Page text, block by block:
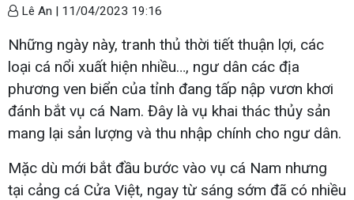
Lê An | 11/04/2023 19:16
Những ngày này, tranh thủ thời tiết thuận lợi, các
loại cá nổi xuất hiện nhiều…, ngư dân các địa
phương ven biển của tỉnh đang tấp nập vươn khơi
đánh bắt vụ cá Nam. Đây là vụ khai thác thủy sản
mang lại sản lượng và thu nhập chính cho ngư dân.
Mặc dù mới bắt đầu bước vào vụ cá Nam nhưng
tại cảng cá Cửa Việt, ngay từ sáng sớm đã có nhiều